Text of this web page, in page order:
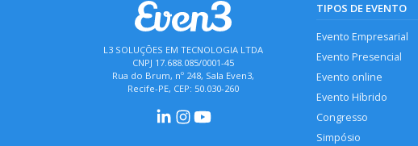
L3 SOLUÇÕES EM TECNOLOGIA LTDA
CNPJ 17.688.085/0001-45
Rua do Brum, nº 248, Sala Even3,
Recife-PE, CEP: 50.030-260
TIPOS DE EVENTO
Evento Empresarial
Evento Presencial
Evento online
Evento Híbrido
Congresso
Simpósio